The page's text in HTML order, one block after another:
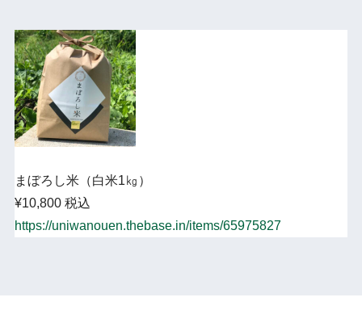
まぼろし米（白米1㎏）
¥10,800 税込
https://uniwanouen.thebase.in/items/65975827